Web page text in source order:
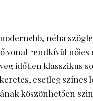
néha
vonal rendkívül nőies
időtlen klasszikus
esetleg színes
köszönhetően